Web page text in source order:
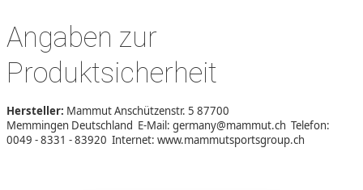
Angaben zur
Produktsicherheit
Hersteller: Mammut Anschützenstr. 5 87700
Memmingen Deutschland E-Mail: germany@mammut.ch Telefon:
0049 - 8331 - 83920 Internet: www.mammutsportsgroup.ch